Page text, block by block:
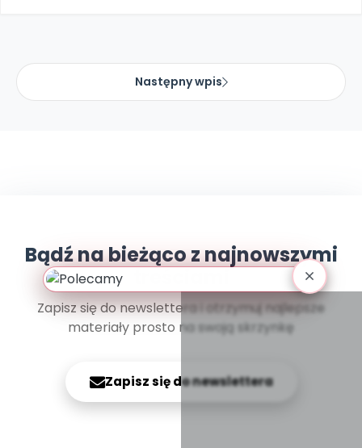
Następny wpis
Bądź na bieżąco z najnowszymi
Zapisz się do newslettera i otrzymuj najlepsze
materiały prosto na swoją skrzynkę
Zapisz się do newslettera